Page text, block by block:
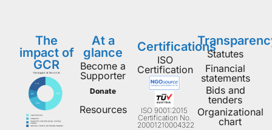
The
impact of
GCR
At a
glance
Become a
Supporter
Donate
Resources
Certifications
ISO
Certification
ISO 9001:2015
Certification No.
20001210004322
Statutes
Financial
statements
Bids and
tenders
Organizational
chart